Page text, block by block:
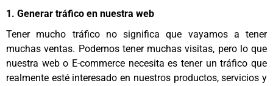
1. Generar tráfico en nuestra web
Tener mucho tráfico no significa que vayamos a tener
muchas ventas. Podemos tener muchas visitas, pero lo que
nuestra web o E-commerce necesita es tener un tráfico que
realmente esté interesado en nuestros productos, servicios y